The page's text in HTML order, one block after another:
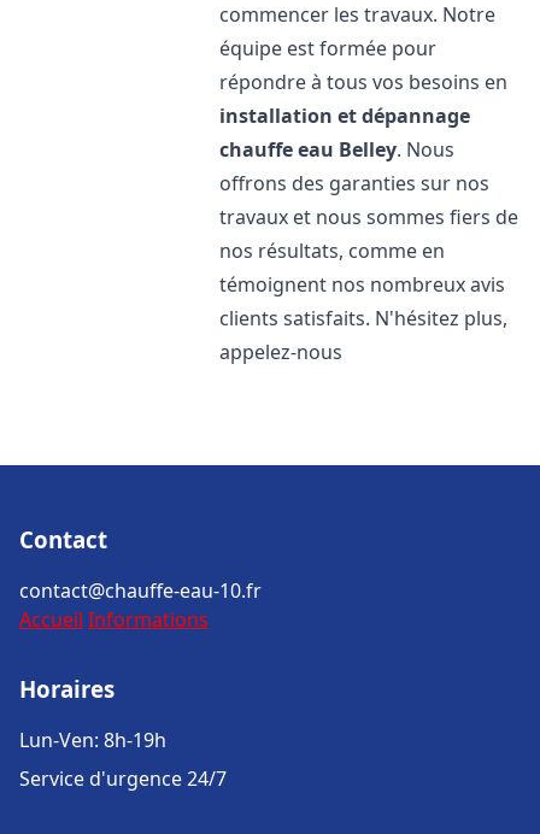
commencer les travaux. Notre
équipe est formée pour
répondre à tous vos besoins en
installation et dépannage
chauffe eau Belley. Nous
offrons des garanties sur nos
travaux et nous sommes fiers de
nos résultats, comme en
témoignent nos nombreux avis
clients satisfaits. N'hésitez plus,
appelez-nous
Contact
contact@chauffe-eau-10.fr
Accueil Informations
Horaires
Lun-Ven: 8h-19h
Service d'urgence 24/7